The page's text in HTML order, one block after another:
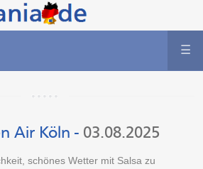
☰
Air Köln - 03.08.2025
schönes Wetter mit Salsa zu